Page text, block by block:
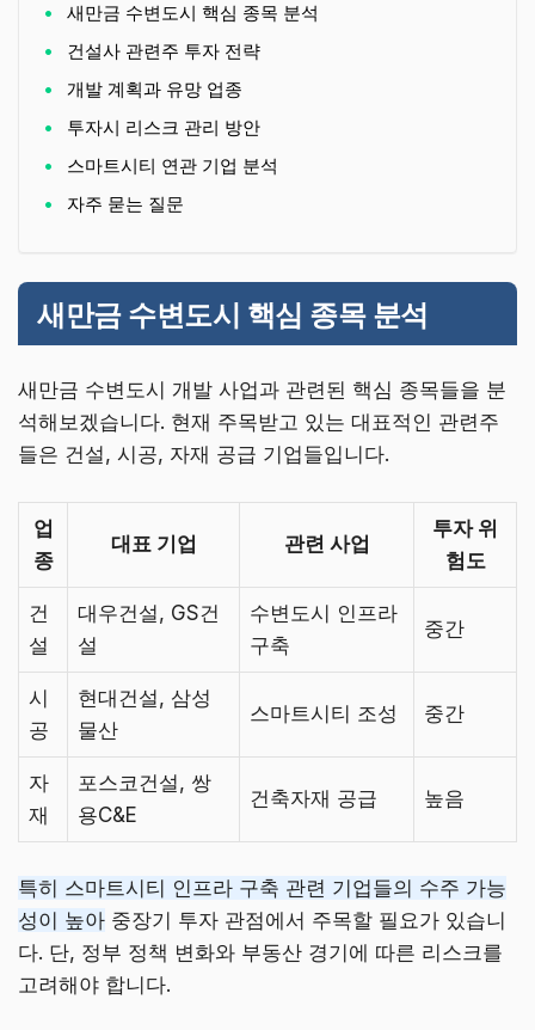
새만금 수변도시 핵심 종목 분석
건설사 관련주 투자 전략
개발 계획과 유망 업종
투자시 리스크 관리 방안
스마트시티 연관 기업 분석
자주 묻는 질문
새만금 수변도시 핵심 종목 분석
새만금 수변도시 개발 사업과 관련된 핵심 종목들을 분
석해보겠습니다. 현재 주목받고 있는 대표적인 관련주
들은 건설, 시공, 자재 공급 기업들입니다.
업
종
대표 기업 관련 사업
투자 위
험도
건
설
대우건설, GS건
설
수변도시 인프라
구축
중간
시
공
현대건설, 삼성
물산
스마트시티 조성 중간
자
재
포스코건설, 쌍
용C&E
건축자재 공급 높음
특히 스마트시티 인프라 구축 관련 기업들의 수주 가능
성이 높아 중장기 투자 관점에서 주목할 필요가 있습니
다. 단, 정부 정책 변화와 부동산 경기에 따른 리스크를
고려해야 합니다.